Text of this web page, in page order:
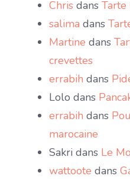
Chris dans Tarte
salima dans
Martine dans
crevettes
errabih dans
Lolo dans
errabih dans
marocaine
Sakri dans Le
wattoote dans